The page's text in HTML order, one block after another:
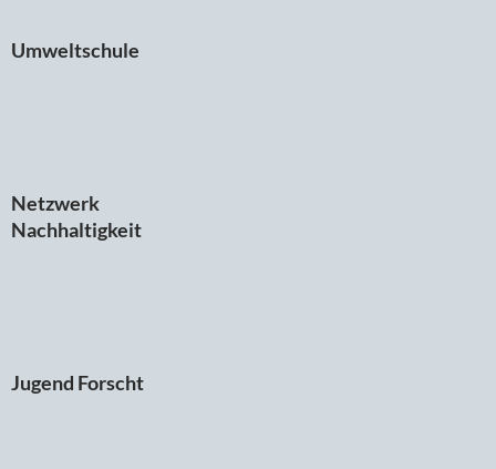
Umweltschule
Netzwerk
Nachhaltigkeit
Jugend Forscht